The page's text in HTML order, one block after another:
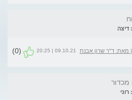
מאת: ד"ר שרון אבנת
09.10.21 | 20:25
(0)
מכדור